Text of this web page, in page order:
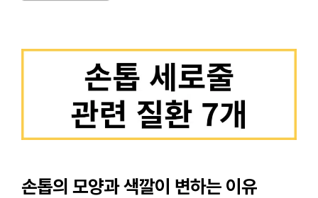
손톱의 모양과 색깔이 변하는 이유